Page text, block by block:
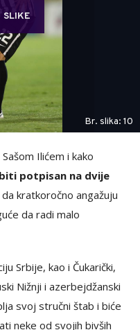
SLIKE
Br. slika: 10
Ilićem i kako
potpisan na dvije
kratkoročno angažuju
da radi malo
Srbije, kao i Čukarički,
Nižnji i azerbejdžanski
svoj stručni štab i biće
neke od svojih bivših